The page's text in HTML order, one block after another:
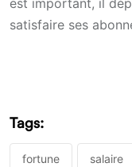
est important, il
satisfaire ses
Tags:
fortune salaire